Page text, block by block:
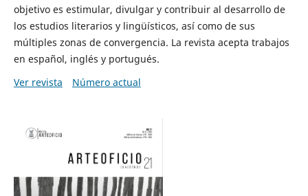
objetivo es estimular, divulgar y contribuir al desarrollo de
los estudios literarios y lingüísticos, así como de sus
múltiples zonas de convergencia. La revista acepta trabajos
en español, inglés y portugués.
Ver revista
Número actual